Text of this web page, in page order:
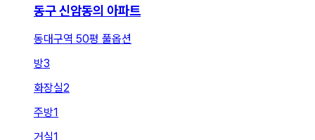
동구 신암동의 아파트
동대구역 50평 풀옵션
방3
화장실2
주방1
거실1